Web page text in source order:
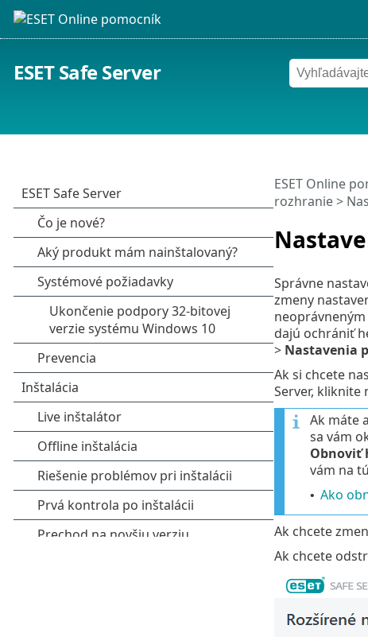
ESET Safe Server
ESET Online
rozhranie>
Správne
zmeny
dajú ochrániť
> Nastavenia
Ak si chcete
Server, kliknite
Ak máte
sa vám
Obnoviť
vám na
• Ako
Ak chcete
Ak chcete